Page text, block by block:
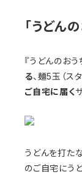
「うどん
『うどんのおう
る、麺5玉（ス
ご自宅に届く
うどんを打た
のご自宅にう